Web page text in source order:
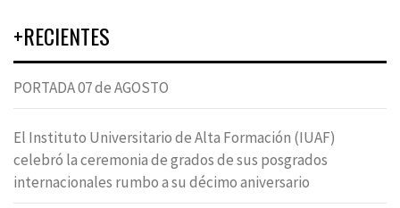
+RECIENTES
PORTADA 07 de AGOSTO
El Instituto Universitario de Alta Formación (IUAF)
celebró la ceremonia de grados de sus posgrados
internacionales rumbo a su décimo aniversario